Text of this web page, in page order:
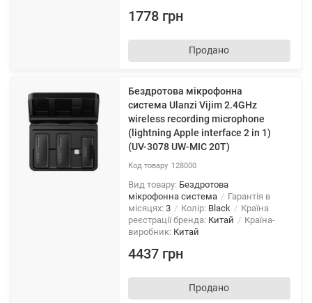
1778 грн
Продано
Бездротова мікрофонна
система Ulanzi Vijim 2.4GHz
wireless recording microphone
(lightning Apple interface 2 in 1)
(UV-3078 UW-MIC 20T)
128000
Вид товару: Бездротова
мікрофонна система
Гарантія в
місяцях: 3 Колір: Black
Країна
реєстрації бренда: Китай
Країна-
виробник: Китай
4437 грн
Продано